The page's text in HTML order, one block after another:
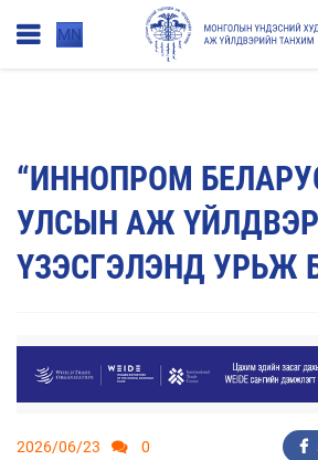
MN
“ИННОПРОМ
УЛСЫН АЖ
ҮЗЭСГЭЛЭНД УРЬЖ
2026/06/23 0